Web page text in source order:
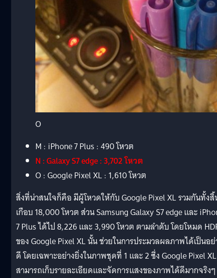
O
M : iPhone 7 Plus : 490 โหวต
N : Galaxy S7 edge : 3,702 โหวต
O : Google Pixel XL : 1,610 โหวต
สิ่งที่น่าสนใจก็คือ มีผู้โหวดให้กับ Google Pixel XL รวมกันทั้ง
เกือบ 18,000 โหวต ส่วน Samsung Galaxy S7 edge และ
7 Plus ได้ไป 8,226 และ 3,990 โหวต ตามลำดับ โดยโหมด
ของ Google Pixel XL นั้น ช่วยในการประมวลผลภาพได้เป็นอ
ดี โดยเฉพาะอย่างยิ่งในภาพชุดที่ 1 และ 2 ซึ่ง Google Pixel XL
สามารถเก็บรายละเอียดและจัดการแสงของภาพได้ดีมากจริงๆ